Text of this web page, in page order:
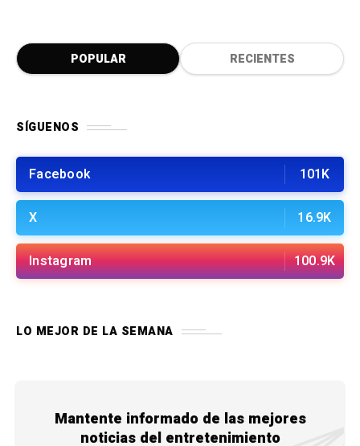
POPULAR RECIENTES
SÍGUENOS
Facebook 101K
X 16.9K
Instagram 100.9K
LO MEJOR DE LA SEMANA
Mantente informado de las mejores
noticias del entretenimiento